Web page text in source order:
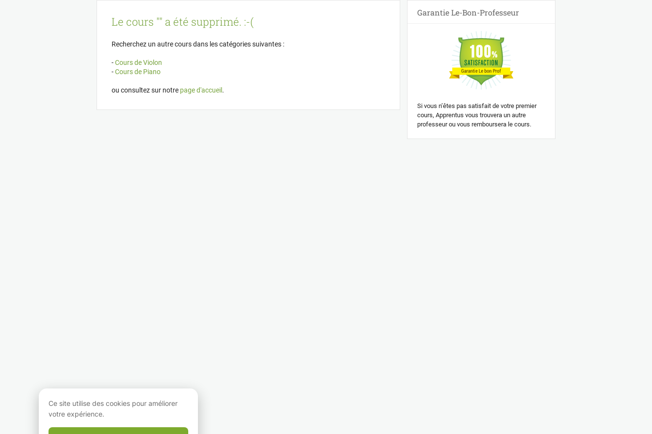
Le cours "" a été supprimé. :-(
Recherchez un autre cours dans les catégories suivantes :
-Cours de Violon
-Cours de Piano
ou consultez sur notre page d'accueil .
Garantie Le-Bon-Professeur
Si vous n’êtes pas satisfait de votre premier
cours, Apprentus vous trouvera un autre
professeur ou vous remboursera le cours.
Ce site utilise des cookies pour améliorer
votre expérience.